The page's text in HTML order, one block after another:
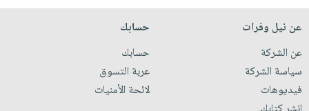
عن نيل وفرات
عن الشركة
سياسة الشركة
فيديوهات
حسابك
حسابك
عربة التسوق
لائحة الأمنيات